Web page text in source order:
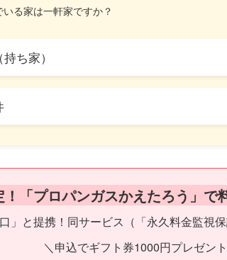
る家は一軒家ですか？
ち家）
「プロパンガスかえたろう」で
」と提携！同サービス（「永久料金監視
＼申込でギフト券1000円プレゼン